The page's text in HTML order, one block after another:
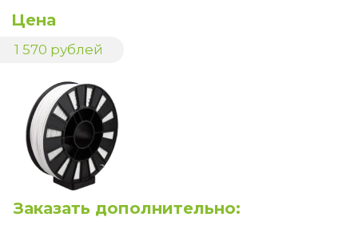
Наименование продукта
Цена
Заказать дополнительно: